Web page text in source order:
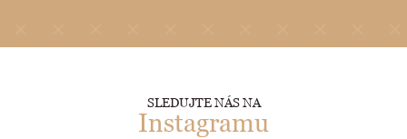
SLEDUJTE NÁS NA
Instagramu